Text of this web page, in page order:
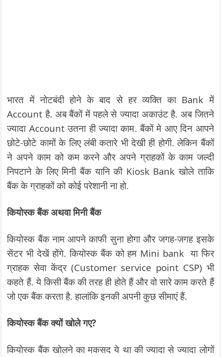
भारत में नोटबंदी होने के बाद से हर व्यक्ति का Bank में
Account है. अब बैंकों में पहले से ज्यादा अकाउंट है. अब जितने
ज्यादा Account उतना ही ज्यादा काम. बैंकों मे आए दिन आपने
छोटे-छोटे कामों के लिए लंबी कतारे भी देखी ही होगी. लेकिन बैंकों
ने अपने काम को कम करने और अपने ग्राहकों के काम जल्दी
निपटाने के लिए मिनी बैंक यानि की Kiosk Bank खोले ताकि
बैंक के ग्राहकों को कोई परेशानी ना हो.
कियोस्क बैंक अथवा मिनी बैंक
कियोस्क बैंक नाम आपने काफी सुना होगा और जगह-जगह इसके
सेंटर भी देखें होंगे. कियोस्क बैंक को हम Mini bank या फिर
ग्राहक सेवा केंद्र (Customer service point CSP) भी
कहते हैं. ये किसी बैंक की तरह ही होते हैं और वो सारे काम करते हैं
जो एक बैंक करता है. हालांकि इनकी अपनी कुछ सीमाएं हैं.
कियोस्क बैंक क्यों खोले गए?
कियोस्क बैंक खोलने का मकसद ये था की ज्यादा से ज्यादा लोगों